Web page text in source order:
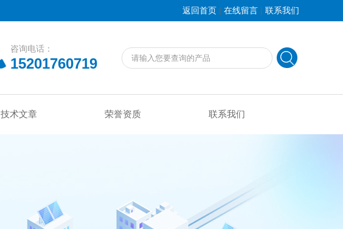
返回首页 | 在线留言 | 联系我们
咨询电话：
15201760719
技术文章 荣誉资质 联系我们